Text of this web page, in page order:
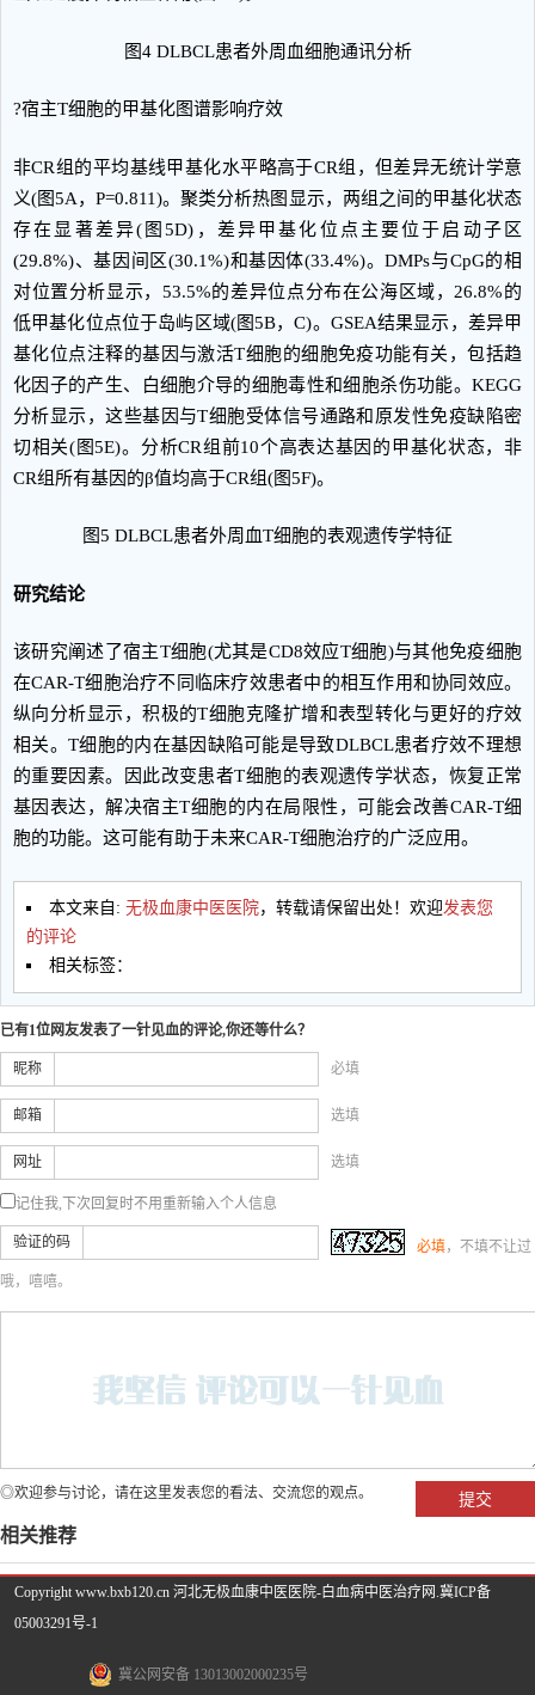
图4 DLBCL患者外周血细胞通讯分析
?宿主T细胞的甲基化图谱影响疗效
非CR组的平均基线甲基化水平略高于CR组，但差异无统计学意
义(图5A，P=0.811)。聚类分析热图显示，两组之间的甲基化状态
存在显著差异(图5D)，差异甲基化位点主要位于启动子区
(29.8%)、基因间区(30.1%)和基因体(33.4%)。DMPs与CpG的相
对位置分析显示，53.5%的差异位点分布在公海区域，26.8%的
低甲基化位点位于岛屿区域(图5B，C)。GSEA结果显示，差异甲
基化位点注释的基因与激活T细胞的细胞免疫功能有关，包括趋
化因子的产生、白细胞介导的细胞毒性和细胞杀伤功能。KEGG
分析显示，这些基因与T细胞受体信号通路和原发性免疫缺陷密
切相关(图5E)。分析CR组前10个高表达基因的甲基化状态，非
CR组所有基因的β值均高于CR组(图5F)。
图5 DLBCL患者外周血T细胞的表观遗传学特征
研究结论
该研究阐述了宿主T细胞(尤其是CD8效应T细胞)与其他免疫细胞
在CAR-T细胞治疗不同临床疗效患者中的相互作用和协同效应。
纵向分析显示，积极的T细胞克隆扩增和表型转化与更好的疗效
相关。T细胞的内在基因缺陷可能是导致DLBCL患者疗效不理想
的重要因素。因此改变患者T细胞的表观遗传学状态，恢复正常
基因表达，解决宿主T细胞的内在局限性，可能会改善CAR-T细
胞的功能。这可能有助于未来CAR-T细胞治疗的广泛应用。
本文来自: 无极血康中医医院，转载请保留出处！欢迎发表您
的评论
相关标签：
已有1位网友发表了一针见血的评论,你还等什么？
昵称 必填
邮箱 选填
网址 选填
记住我,下次回复时不用重新输入个人信息
验证的码 必填，不填不让过
哦，嘻嘻。
◎欢迎参与讨论，请在这里发表您的看法、交流您的观点。
相关推荐
Copyright www.bxb120.cn 河北无极血康中医医院-白血病中医治疗网. 冀ICP备
05003291号-1
冀公网安备 13013002000235号